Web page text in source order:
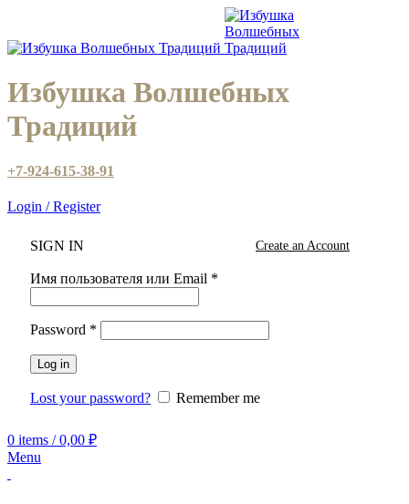
Избушка Волшебных
Традиций
+7-924-615-38-91
Login / Register
SIGN IN Create an Account
Имя пользователя или Email *
Password *
Log in
Lost your password? Remember me
0 items / 0,00 ₽
Menu